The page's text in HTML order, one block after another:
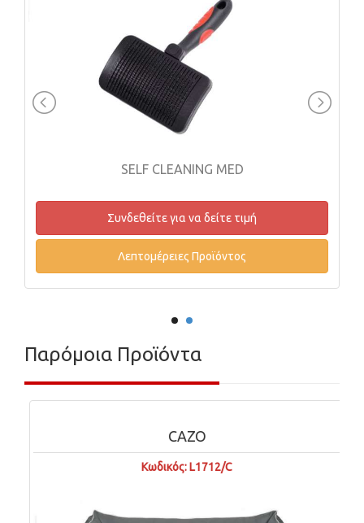
SELF CLEANING MED
Συνδεθείτε για να δείτε τιμή
Λεπτομέρειες Προϊόντος
Παρόμοια Προϊόντα
CAZO
Κωδικός: L1712/C